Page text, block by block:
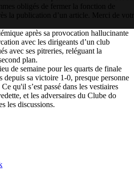
obligés de fermer la fonction de
la publication d’un article. Merci de
après sa provocation hallucinante
avec les dirigeants d’un club
avec ses pitreries, reléguant la
plan.
de semaine pour les quarts de finale
depuis sa victoire 1-0, presque personne
qu'il s’est passé dans les vestiaires
et les adversaires du Clube do
les discussions.